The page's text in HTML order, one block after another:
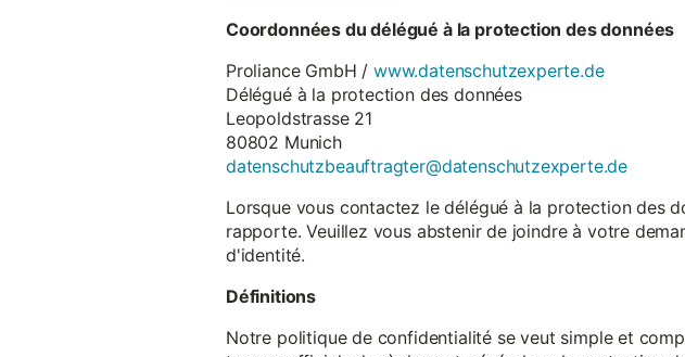
Coordonnées du délégué à la protection des données
Proliance GmbH /www.datenschutzexperte.de
Délégué à la protection des données
Leopoldstrasse 21
80802 Munich
datenschutzbeauftragter@datenschutzexperte.de
Lorsque vous contactez le délégué à la protection des
rapporte. Veuillez vous abstenir de joindre à votre
d'identité.
Définitions
Notre politique de confidentialité se veut simple et